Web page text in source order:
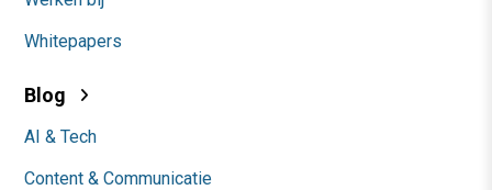
Whitepapers
Blog
AI & Tech
Content & Communicatie